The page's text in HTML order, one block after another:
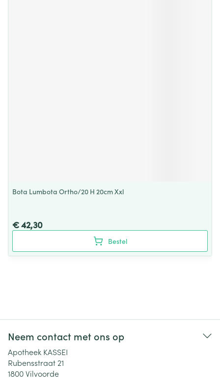
Bota Lumbota Ortho/20 H 20cm Xxl
€ 42,30
Bestel
Neem contact met ons op
Apotheek KASSEI
Rubensstraat 21
1800Vilvoorde